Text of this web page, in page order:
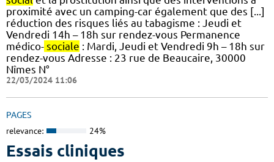
proximité avec un camping-car également que des [...]
réduction des risques liés au tabagisme : Jeudi et
Vendredi 14h – 18h sur rendez-vous Permanence
médico- sociale : Mardi, Jeudi et Vendredi 9h – 18h sur
rendez-vous Adresse : 23 rue de Beaucaire, 30000
Nîmes N°
22/03/2024 11:06
PAGES
relevance: 24%
Essais cliniques